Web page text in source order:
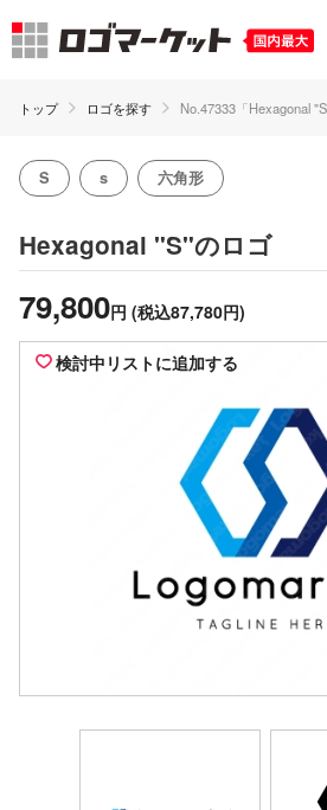
トップ ロゴを探す No.47333「Hexagonal
S s 六角形
Hexagonal "S"のロゴ
79,800円 (税込87,780円)
検討中リストに追加する